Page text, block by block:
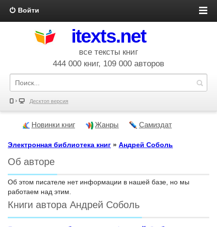
Войти
itexts.net
все тексты книг
444 000 книг, 109 000 авторов
Десктоп версия
Новинки книг Жанры Самиздат
Электронная библиотека книг » Андрей Соболь
Об авторе
Об этом писателе нет информации в нашей базе, но мы
работаем над этим.
Книги автора Андрей Соболь